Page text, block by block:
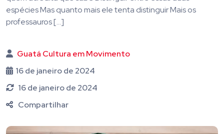
espécies Mas quanto mais ele tenta distinguir Mais os
professauros […]
Guatá Cultura em Movimento
16 de janeiro de 2024
16 de janeiro de 2024
Compartilhar